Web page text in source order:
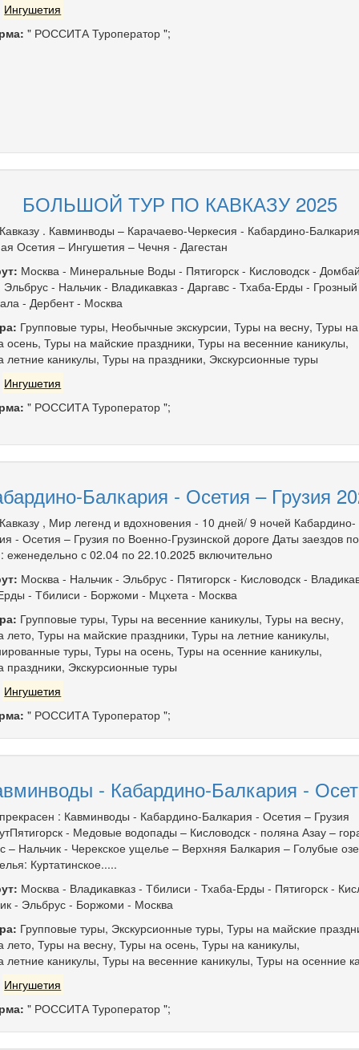
Ингушетия
" РОССИТА Туроператор ";
БОЛЬШОЙ ТУР ПО КАВКАЗУ 2025
. Кавминводы – Карачаево-Черкесия - Кабардино-
Осетия – Ингушетия – Чечня - Дагестан
Москва- Минеральные Воды - Пятигорск- Кисловодск-
Эльбрус- Нальчик- Владикавказ- Даргавс- Тхаба-Ерды - Грозный
- Дербент- Москва
Групповые туры, Необычные экскурсии, Туры на весну, Туры
осень, Туры на майские праздники, Туры на весенние каникулы,
летние каникулы, Туры на праздники, Экскурсионные туры
Ингушетия
" РОССИТА Туроператор ";
Балкария - Осетия – Грузия
, Мир легенд и вдохновения - 10 дней/ 9 ночей Кабардино-
- Осетия – Грузия по Военно-Грузинской дороге Даты заездов по
еженедельно с 02.04 по 22.10.2025 включительно
Москва - Нальчик- Эльбрус- Пятигорск- Кисловодск-
- Тбилиси - Боржоми - Мцхета - Москва
Групповые туры, Туры на весенние каникулы, Туры на весну,
лето, Туры на майские праздники, Туры на летние каникулы,
туры, Туры на осень, Туры на осенние каникулы,
праздники, Экскурсионные туры
Ингушетия
" РОССИТА Туроператор ";
- Кабардино-Балкария -
: Кавминводы - Кабардино-Балкария - Осетия – Грузия
- Медовые водопады – Кисловодск - поляна Азау –
– Нальчик - Черекское ущелье – Верхняя Балкария – Голубые
Куртатинское.....
Москва - Владикавказ- Тбилиси - Тхаба-Ерды - Пятигорск-
- Эльбрус- Боржоми - Москва
Групповые туры, Экскурсионные туры, Туры на майские
лето, Туры на весну, Туры на осень, Туры на каникулы,
летние каникулы, Туры на весенние каникулы, Туры на осенние
Ингушетия
" РОССИТА Туроператор ";